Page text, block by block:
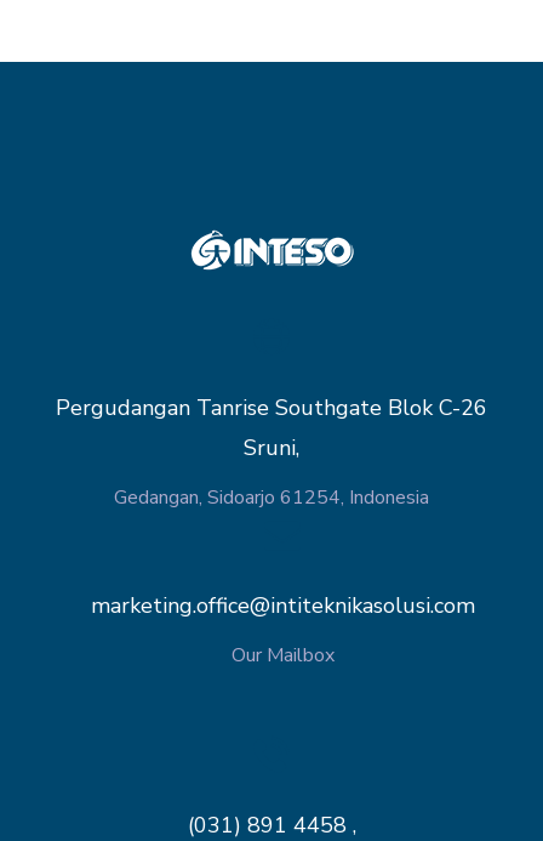
Pergudangan Tanrise Southgate Blok C-26
Sruni,
Gedangan, Sidoarjo 61254, Indonesia
marketing.office@intiteknikasolusi.com
Our Mailbox
(031) 891 4458 ,